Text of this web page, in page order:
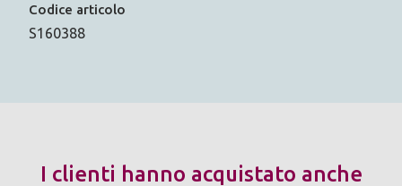
Codice articolo
S160388
I clienti hanno acquistato anche